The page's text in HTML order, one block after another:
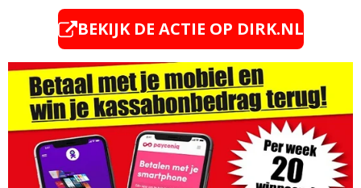
BEKIJK DE ACTIE OP DIRK.NL